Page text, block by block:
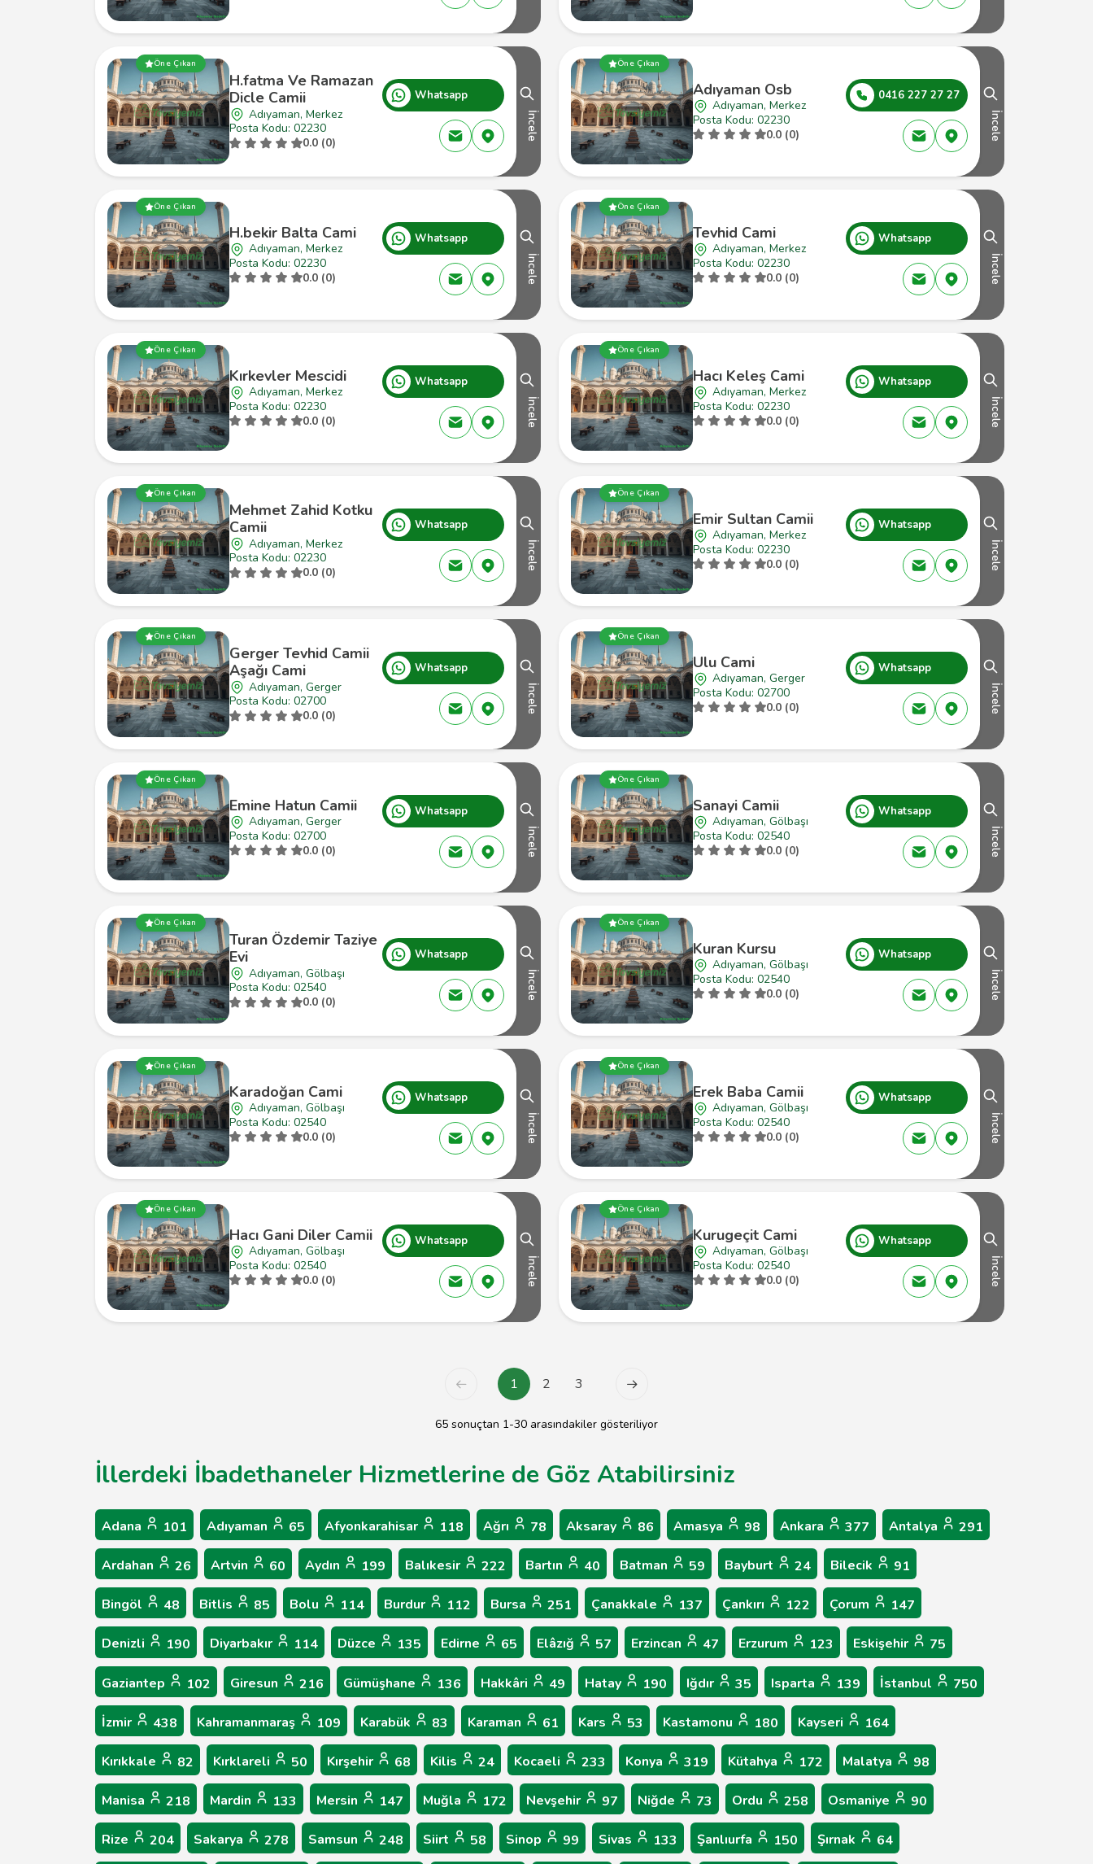
Öne Çıkan
H.fatma Ve Ramazan
Dicle Camii
Adıyaman, Merkez
Posta Kodu: 02230
0.0 (0)
Whatsapp
İncele
Öne Çıkan
Adıyaman Osb
Adıyaman, Merkez
Posta Kodu: 02230
0.0 (0)
0416 227 27 27
İncele
Öne Çıkan
H.bekir Balta Cami
Adıyaman, Merkez
Posta Kodu: 02230
0.0 (0)
Whatsapp
İncele
Öne Çıkan
Tevhid Cami
Adıyaman, Merkez
Posta Kodu: 02230
0.0 (0)
Whatsapp
İncele
Öne Çıkan
Kırkevler Mescidi
Adıyaman, Merkez
Posta Kodu: 02230
0.0 (0)
Whatsapp
İncele
Öne Çıkan
Hacı Keleş Cami
Adıyaman, Merkez
Posta Kodu: 02230
0.0 (0)
Whatsapp
İncele
Öne Çıkan
Mehmet Zahid Kotku
Camii
Adıyaman, Merkez
Posta Kodu: 02230
0.0 (0)
Whatsapp
İncele
Öne Çıkan
Emir Sultan Camii
Adıyaman, Merkez
Posta Kodu: 02230
0.0 (0)
Whatsapp
İncele
Öne Çıkan
Gerger Tevhid Camii
Aşağı Cami
Adıyaman, Gerger
Posta Kodu: 02700
0.0 (0)
Whatsapp
İncele
Öne Çıkan
Ulu Cami
Adıyaman, Gerger
Posta Kodu: 02700
0.0 (0)
Whatsapp
İncele
Öne Çıkan
Emine Hatun Camii
Adıyaman, Gerger
Posta Kodu: 02700
0.0 (0)
Whatsapp
İncele
Öne Çıkan
Sanayi Camii
Adıyaman, Gölbaşı
Posta Kodu: 02540
0.0 (0)
Whatsapp
İncele
Öne Çıkan
Turan Özdemir Taziye
Evi
Adıyaman, Gölbaşı
Posta Kodu: 02540
0.0 (0)
Whatsapp
İncele
Öne Çıkan
Kuran Kursu
Adıyaman, Gölbaşı
Posta Kodu: 02540
0.0 (0)
Whatsapp
İncele
Öne Çıkan
Karadoğan Cami
Adıyaman, Gölbaşı
Posta Kodu: 02540
0.0 (0)
Whatsapp
İncele
Öne Çıkan
Erek Baba Camii
Adıyaman, Gölbaşı
Posta Kodu: 02540
0.0 (0)
Whatsapp
İncele
Öne Çıkan
Hacı Gani Diler Camii
Adıyaman, Gölbaşı
Posta Kodu: 02540
0.0 (0)
Whatsapp
İncele
Öne Çıkan
Kurugeçit Cami
Adıyaman, Gölbaşı
Posta Kodu: 02540
0.0 (0)
Whatsapp
İncele
1 2 3
65 sonuçtan 1-30 arasındakiler gösteriliyor
İllerdeki İbadethaneler Hizmetlerine de Göz Atabilirsiniz
Adana 101 Adıyaman 65 Afyonkarahisar 118 Ağrı 78 Aksaray 86 Amasya 98 Ankara 377 Antalya 291
Ardahan 26 Artvin 60 Aydın 199 Balıkesir 222 Bartın 40 Batman 59 Bayburt 24 Bilecik 91
Bingöl 48 Bitlis 85 Bolu 114 Burdur 112 Bursa 251 Çanakkale 137 Çankırı 122 Çorum 147
Denizli 190 Diyarbakır 114 Düzce 135 Edirne 65 Elâzığ 57 Erzincan 47 Erzurum 123 Eskişehir 75
Gaziantep 102 Giresun 216 Gümüşhane 136 Hakkâri 49 Hatay 190 Iğdır 35 Isparta 139 İstanbul 750
İzmir 438 Kahramanmaraş 109 Karabük 83 Karaman 61 Kars 53 Kastamonu 180 Kayseri 164
Kırıkkale 82 Kırklareli 50 Kırşehir 68 Kilis 24 Kocaeli 233 Konya 319 Kütahya 172 Malatya 98
Manisa 218 Mardin 133 Mersin 147 Muğla 172 Nevşehir 97 Niğde 73 Ordu 258 Osmaniye 90
Rize 204 Sakarya 278 Samsun 248 Siirt 58 Sinop 99 Sivas 133 Şanlıurfa 150 Şırnak 64